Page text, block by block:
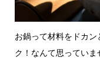
お鍋って材料をドカ
ク！なんて思っていま